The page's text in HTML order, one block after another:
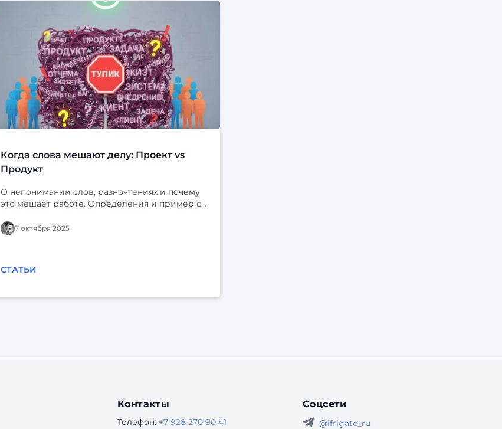
Когда слова мешают делу: Проект vs
Продукт
О непонимании слов, разночтениях и почему
это мешает работе. Определения и пример с
7 октября 2025
СТАТЬИ
Контакты
Телефон: +7 928 270 90 41
Соцсети
@ifrigate_ru